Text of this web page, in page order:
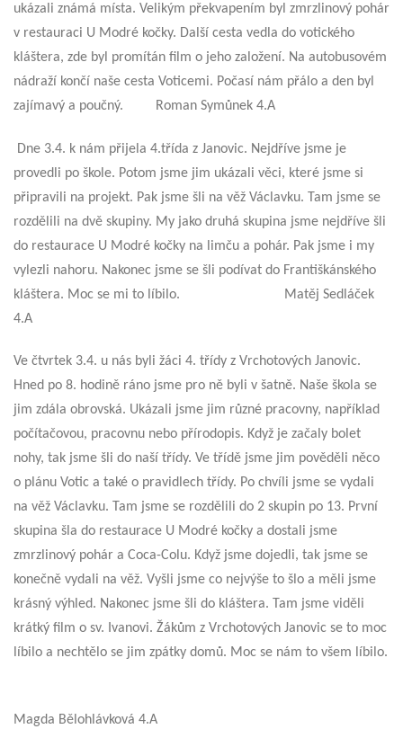
ukázali známá místa. Velikým překvapením byl zmrzlinový pohár
v restauraci U Modré kočky. Další cesta vedla do votického
kláštera, zde byl promítán film o jeho založení. Na autobusovém
nádraží končí naše cesta Voticemi. Počasí nám přálo a den byl
zajímavý a poučný. Roman Symůnek 4.A
Dne 3.4. k nám přijela 4.třída z Janovic. Nejdříve jsme je
provedli po škole. Potom jsme jim ukázali věci, které jsme si
připravili na projekt. Pak jsme šli na věž Václavku. Tam jsme se
rozdělili na dvě skupiny. My jako druhá skupina jsme nejdříve šli
do restaurace U Modré kočky na limču a pohár. Pak jsme i my
vylezli nahoru. Nakonec jsme se šli podívat do Františkánského
kláštera. Moc se mi to líbilo. Matěj Sedláček
4.A
Ve čtvrtek 3.4. u nás byli žáci 4. třídy z Vrchotových Janovic.
Hned po 8. hodině ráno jsme pro ně byli v šatně. Naše škola se
jim zdála obrovská. Ukázali jsme jim různé pracovny, například
počítačovou, pracovnu nebo přírodopis. Když je začaly bolet
nohy, tak jsme šli do naší třídy. Ve třídě jsme jim pověděli něco
o plánu Votic a také o pravidlech třídy. Po chvíli jsme se vydali
na věž Václavku. Tam jsme se rozdělili do 2 skupin po 13. První
skupina šla do restaurace U Modré kočky a dostali jsme
zmrzlinový pohár a Coca-Colu. Když jsme dojedli, tak jsme se
konečně vydali na věž. Vyšli jsme co nejvýše to šlo a měli jsme
krásný výhled. Nakonec jsme šli do kláštera. Tam jsme viděli
krátký film o sv. Ivanovi. Žákům z Vrchotových Janovic se to moc
líbilo a nechtělo se jim zpátky domů. Moc se nám to všem líbilo.
Magda Bělohlávková 4.A